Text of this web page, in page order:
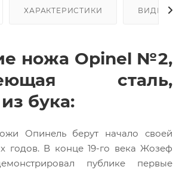
ХАРАКТЕРИСТИКИ ВИДЕО
ножа Opinel №2,
сталь,
бука:
Опинель берут начало своей
годов. В конце 19-го века Жозеф
публике первые